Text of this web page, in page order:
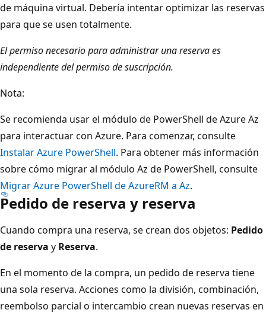
de máquina virtual. Debería intentar optimizar las reservas
para que se usen totalmente.
El permiso necesario para administrar una reserva es
independiente del permiso de suscripción.
Nota:
Se recomienda usar el módulo de PowerShell de Azure Az
para interactuar con Azure. Para comenzar, consulte
Instalar Azure PowerShell. Para obtener más información
sobre cómo migrar al módulo Az de PowerShell, consulte
Migrar Azure PowerShell de AzureRM a Az.
Pedido de reserva y reserva
Cuando compra una reserva, se crean dos objetos: Pedido
de reserva y Reserva.
En el momento de la compra, un pedido de reserva tiene
una sola reserva. Acciones como la división, combinación,
reembolso parcial o intercambio crean nuevas reservas en